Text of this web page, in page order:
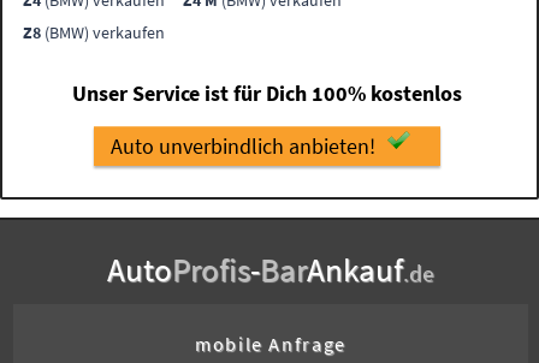
Z8 (BMW) verkaufen
Unser Service ist für Dich 100% kostenlos
Auto unverbindlich anbieten!
AutoProfis-BarAnkauf.de
mobile Anfrage